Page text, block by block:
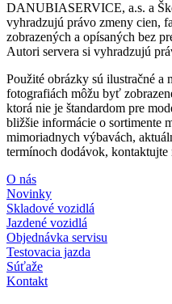
DANUBIASERVICE, a.s. a
vyhradzujú právo zmeny cien,
zobrazených a opísaných bez
Autori servera si vyhradzujú
Použité obrázky sú ilustračné a
fotografiách môžu byť
ktorá nie je štandardom pre
bližšie informácie o sortimente
mimoriadnych výbavách,
termínoch dodávok,
O nás
Novinky
Skladové vozidlá
Jazdené vozidlá
Objednávka servisu
Testovacia jazda
Súťaže
Kontakt